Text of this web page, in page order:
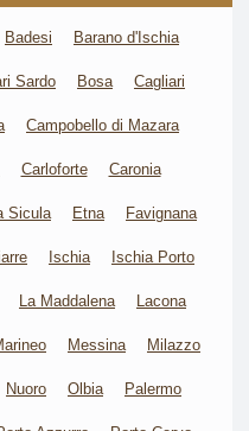
Badesi Barano d'Ischia
Sardo Bosa Cagliari
Campobello di Mazara
Carloforte Caronia
Sicula Etna Favignana
Ischia Ischia Porto
La Maddalena Lacona
Messina Milazzo
Nuoro Olbia Palermo